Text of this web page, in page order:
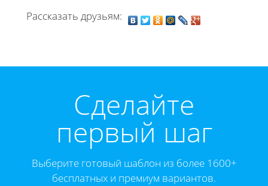
Рассказать друзьям:
Cделайте
первый шаг
Выберите готовый шаблон из более 1600+
бесплатных и премиум вариантов.